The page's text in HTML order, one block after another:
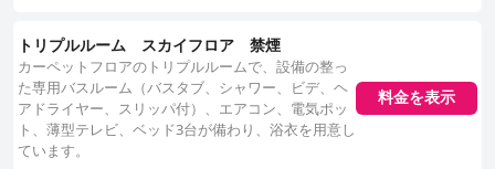
トリプルルーム スカイフロア 禁煙
カーペットフロアのトリプルルームで、設備の整っ
た専用バスルーム（バスタブ、シャワー、ビデ、ヘ
アドライヤー、スリッパ付）、エアコン、電気ポッ
ト、薄型テレビ、ベッド3台が備わり、浴衣を用意し
ています。
料金を表示